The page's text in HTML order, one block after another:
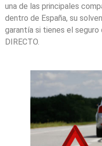
una de las principales
dentro de España, su
garantía si tienes el
DIRECTO.